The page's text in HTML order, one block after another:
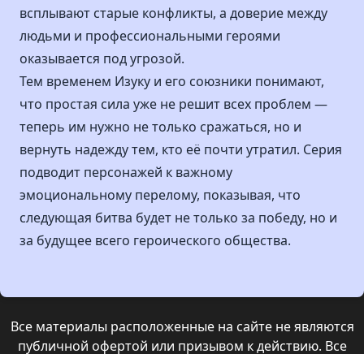
всплывают старые конфликты, а доверие между
людьми и профессиональными героями
оказывается под угрозой.
Тем временем Изуку и его союзники понимают,
что простая сила уже не решит всех проблем —
теперь им нужно не только сражаться, но и
вернуть надежду тем, кто её почти утратил. Серия
подводит персонажей к важному
эмоциональному перелому, показывая, что
следующая битва будет не только за победу, но и
за будущее всего героического общества.
Все материалы расположенные на сайте не являются
публичной офертой или призывом к действию. Все